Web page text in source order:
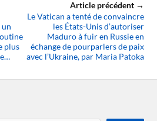
plus
Article précédent →
Le Vatican a tenté de convaincre
les États-Unis d’autoriser
Maduro à fuir en Russie en
échange de pourparlers de paix
avec l’Ukraine, par Maria Patoka